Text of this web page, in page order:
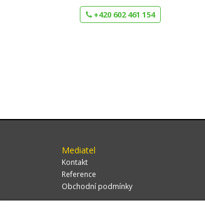
+420 602 461 154
Mediatel
Kontakt
Reference
Obchodní podmínky